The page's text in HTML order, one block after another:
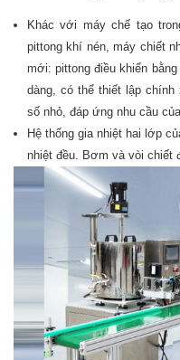
Khác với máy chế tạo
pittong khí nén, máy chiết
mới: pittong điều khiển
dàng, có thể thiết lập
số nhỏ, đáp ứng nhu cầu
Hệ thống gia nhiệt hai lớp
nhiệt đều. Bơm và vòi chiết